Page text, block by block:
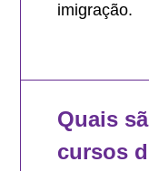
imigração.
Quais
cursos